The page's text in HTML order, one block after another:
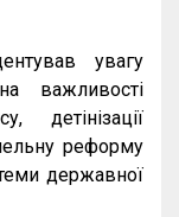
увагу
важливості
детінізації
реформу
державної